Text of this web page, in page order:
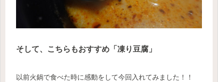
そして、こちらもおすすめ「凍り豆腐」
以前火鍋で食べた時に感動をして今回入れてみました！！